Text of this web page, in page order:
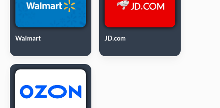
Walmart JD.com